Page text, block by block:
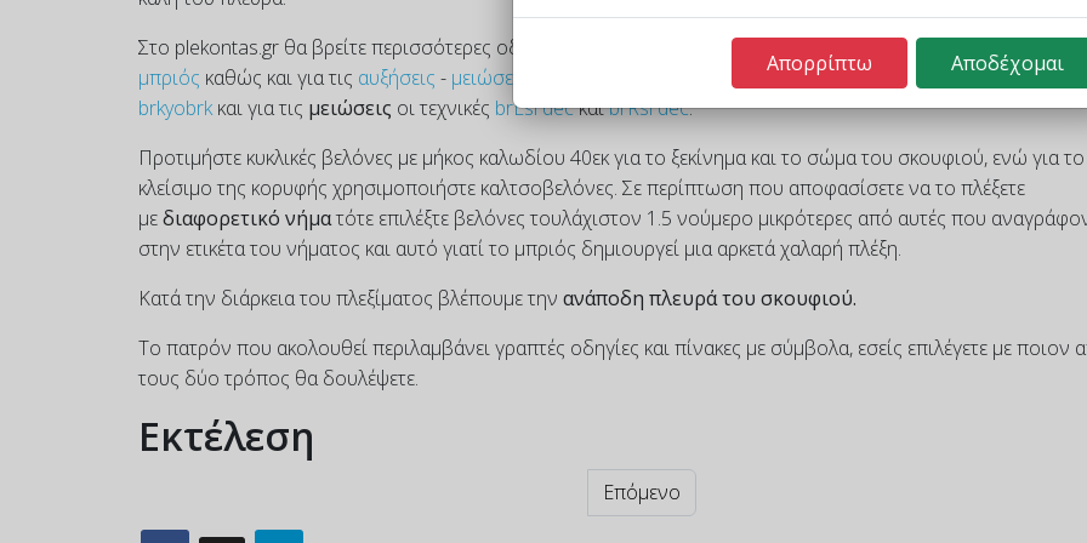
Στο plekontas.gr θα βρείτε περισσότερες οδηγίες για την
μπριός καθώς και για τις αυξήσεις - μειώσεις που χρησιμοποιούνται. Για τηναύξηση
εφαρμόζεται η τεχνική
brkyobrkκαι για τις μειώσεις οι τεχνικές brLsl decκαιbrRsl dec.
Προτιμήστε κυκλικές βελόνες με μήκος καλωδίου 40εκ για το ξεκίνημα και το σώμα του σκουφιού, ενώ για το
κλείσιμο της κορυφής χρησιμοποιήστε καλτσοβελόνες. Σε περίπτωση που αποφασίσετε να το πλέξετε
μεδιαφορετικό νήματότε επιλέξτε βελόνες τουλάχιστον 1.5 νούμερο μικρότερες από αυτές που
στην ετικέτα του νήματος και αυτό γιατί το μπριός δημιουργεί μια αρκετά χαλαρή πλέξη.
Κατά την διάρκεια του πλεξίματος βλέπουμε την ανάποδη πλευρά του σκουφιού.
Το πατρόν που ακολουθεί περιλαμβάνει γραπτές οδηγίες και πίνακες με σύμβολα, εσείς επιλέγετε με ποιον
τους δύο τρόπος θα δουλέψετε.
Εκτέλεση
Επόμενο
Απορρίπτω Αποδέχομαι